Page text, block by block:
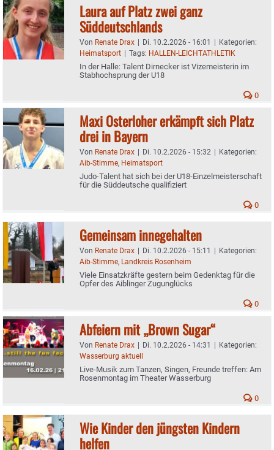
Laura auf Platz zwei ganz
Süddeutschlands
Von Renate Drax | Di. 10.2.2026 - 16:01 | Kategorien:
Heimatsport | Tags: HALLEN-LEICHTATHLETIK
In der Halle: Talent Dirnecker ist Vizemeisterin im
Stabhochsprung der U18
0
Maxi Osterloher erkämpft sich Platz
drei in Bayern
Von Renate Drax | Di. 10.2.2026 - 15:32 | Kategorien:
Aib-Stimme, Heimatsport
Judo-Talent hat sich bei der U18-Einzelmeisterschaft
für die Süddeutsche qualifiziert
0
Gemeinsam innegehalten
Von Renate Drax | Di. 10.2.2026 - 15:11 | Kategorien:
Aib-Stimme, Landkreis Rosenheim
Viele Einsatzkräfte gestern beim Gedenktag für die
Opfer des Aiblinger Zugunglücks
0
Abfeiern mit „Brown Sugar“
Von Renate Drax | Di. 10.2.2026 - 14:31 | Kategorien:
Wasserburg aktuell
Live-Musik zum Tanzen, Singen, Freunde treffen: Am
Rosenmontag im Theater Wasserburg
0
Wie Kinder den jüngsten Kindern
helfen